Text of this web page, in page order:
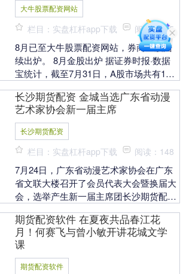
大牛股票配资网站
栏目：实盘杠杆app下载 阅读：165
8月已至大牛股票配资网站，券商金股陆
续出炉。 8月金股出炉 据证券时报·数据
宝统计，截至7月31日，A股市场共有15
对比7....
长沙期货配资 金城当选广东省动漫
艺术家协会新一届主席
长沙期货配资
栏目：实盘杠杆app下载 阅读：148
7月24日，广东省动漫艺术家协会在广东
省文联大楼召开了会员代表大会暨换届大
会，选举产生新一届主席团长沙期货配
成员、专职副主席....
期货配资软件 在夏夜共品春江花
月！何赛飞与曾小敏开讲花城文学
课
期货配资软件